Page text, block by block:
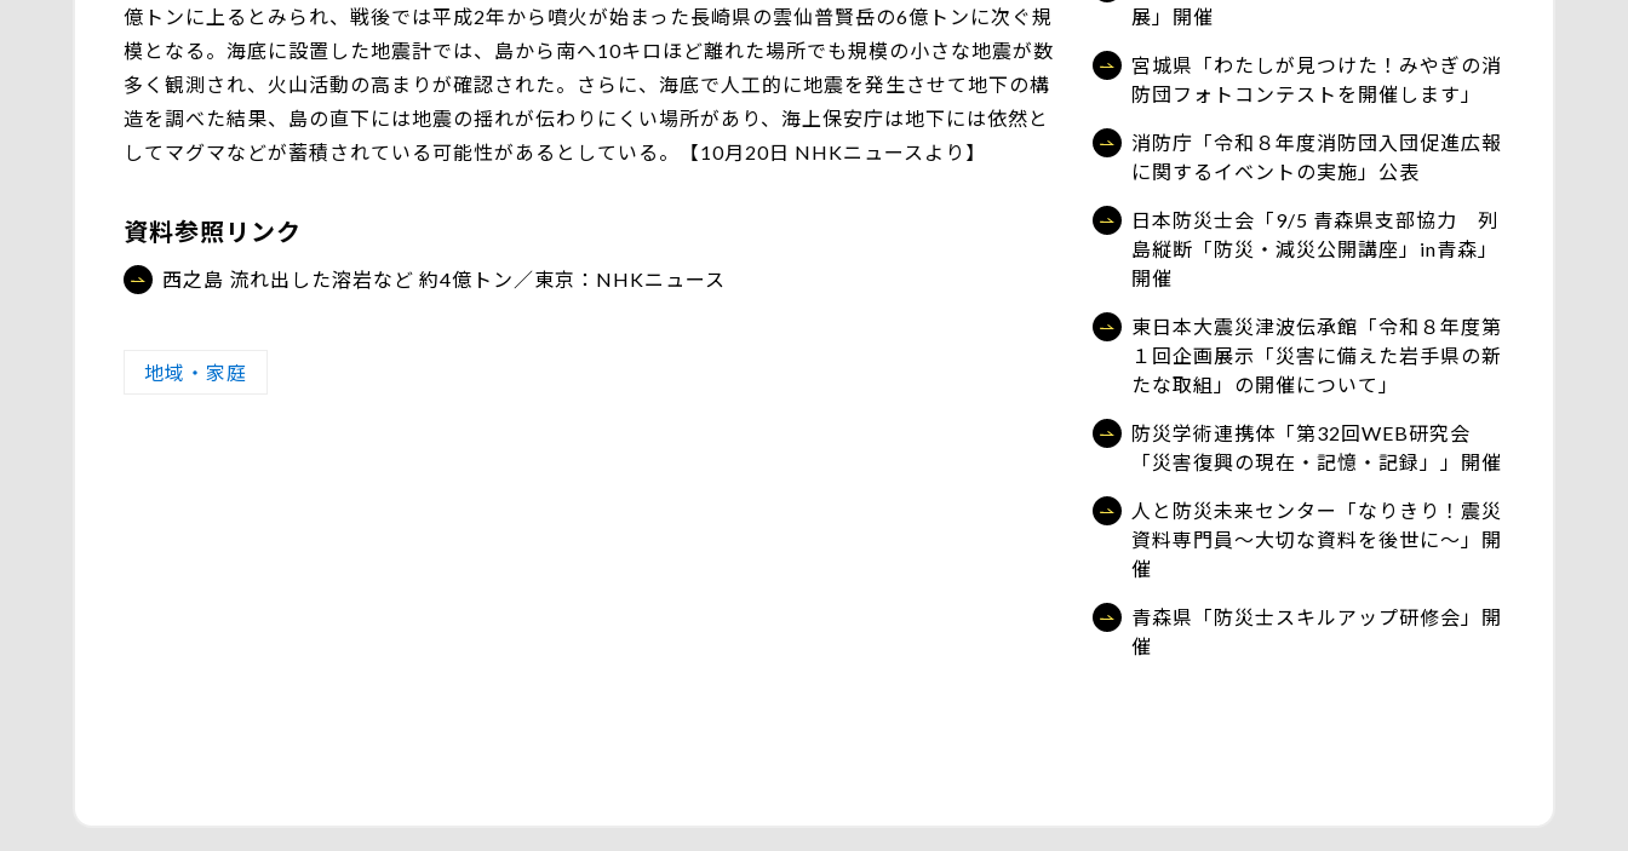
億トンに上るとみられ、戦後では平成2年から噴火が始まった長崎県の雲仙普賢岳の6億トンに次ぐ規
模となる。海底に設置した地震計では、島から南へ10キロほど離れた場所でも規模の小さな地震が数
多く観測され、火山活動の高まりが確認された。さらに、海底で人工的に地震を発生させて地下の構
造を調べた結果、島の直下には地震の揺れが伝わりにくい場所があり、海上保安庁は地下には依然と
してマグマなどが蓄積されている可能性があるとしている。【10月20日 NHKニュースより】
資料参照リンク
西之島 流れ出した溶岩など 約4億トン／東京：NHKニュース
地域・家庭
展」開催
宮城県「わたしが見つけた！みやぎの消
防団フォトコンテストを開催します」
消防庁「令和８年度消防団入団促進広報
に関するイベントの実施」公表
日本防災士会「9/5 青森県支部協力 列
島縦断「防災・減災公開講座」in青森」
開催
東日本大震災津波伝承館「令和８年度第
１回企画展示「災害に備えた岩手県の新
たな取組」の開催について」
防災学術連携体「第32回WEB研究会
「災害復興の現在・記憶・記録」」開催
人と防災未来センター「なりきり！震災
資料専門員～大切な資料を後世に～」開
催
青森県「防災士スキルアップ研修会」開
催